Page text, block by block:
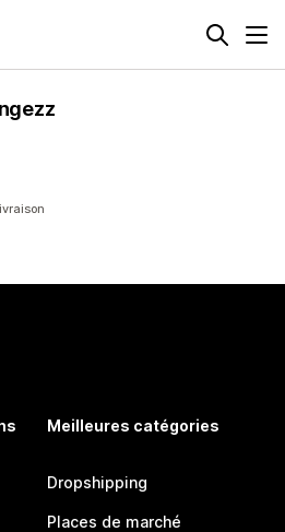
Meilleures catégories
Dropshipping
Places de marché